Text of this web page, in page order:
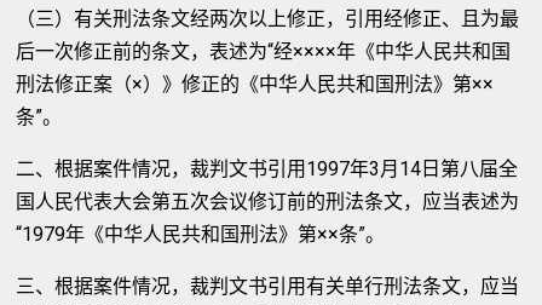
（三）有关刑法条文经两次以上修正，引用经修正、且为最
后一次修正前的条文，表述为“经××××年《中华人民共和国
刑法修正案（×）》修正的《中华人民共和国刑法》第××
条”。
二、根据案件情况，裁判文书引用1997年3月14日第八届全
国人民代表大会第五次会议修订前的刑法条文，应当表述为
“1979年《中华人民共和国刑法》第××条”。
三、根据案件情况，裁判文书引用有关单行刑法条文，应当